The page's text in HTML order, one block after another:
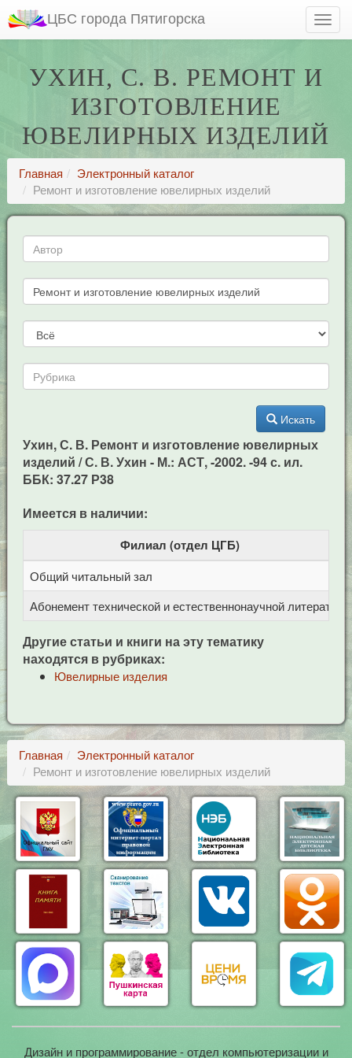
ЦБС города Пятигорска
УХИН, С. В. РЕМОНТ И
ИЗГОТОВЛЕНИЕ
ЮВЕЛИРНЫХ ИЗДЕЛИЙ
Главная
Электронный каталог
Ремонт и изготовление ювелирных изделий
Искать
Ухин, С. В. Ремонт и изготовление ювелирных
изделий / С. В. Ухин - М.: АСТ, -2002. -94 с. ил.
ББК: 37.27 Р38
Имеется в наличии:
Филиал (отдел ЦГБ)
Общий читальный зал
Абонемент технической и естественнонаучной литерат
Другие статьи и книги на эту тематику
находятся в рубриках:
Ювелирные изделия
Главная
Электронный каталог
Ремонт и изготовление ювелирных изделий
Дизайн и программирование - отдел компьютеризации и